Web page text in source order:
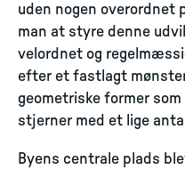
uden nogen overordnet
man at styre denne
velordnet og
efter et fastlagt
geometriske former
stjerner med et lige
Byens centrale plads